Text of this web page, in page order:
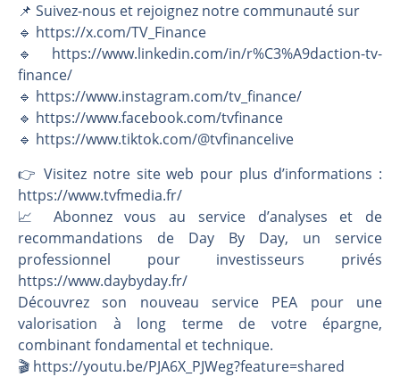
📌 Suivez-nous et rejoignez notre communauté sur
🔹 https://x.com/TV_Finance
🔹 https://www.linkedin.com/in/r%C3%A9daction-tv-
finance/
🔹 https://www.instagram.com/tv_finance/
🔹 https://www.facebook.com/tvfinance
🔹 https://www.tiktok.com/@tvfinancelive
👉️ Visitez notre site web pour plus d’informations :
https://www.tvfmedia.fr/
📈 Abonnez vous au service d’analyses et de
recommandations de Day By Day, un service
professionnel pour investisseurs privés
https://www.daybyday.fr/
Découvrez son nouveau service PEA pour une
valorisation à long terme de votre épargne,
combinant fondamental et technique.
🎬️ https://youtu.be/PJA6X_PJWeg?feature=shared